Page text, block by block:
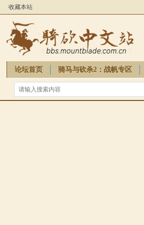
收藏本站
论坛首页 骑马与砍杀2：战帆专区
骑砍周边